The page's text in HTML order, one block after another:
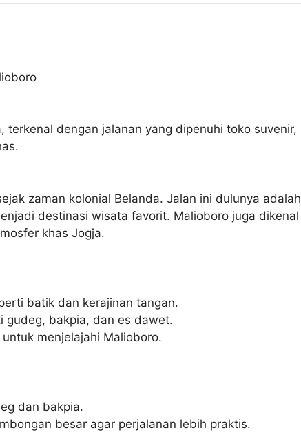
terkenal dengan jalanan yang dipenuhi toko suvenir,
zaman kolonial Belanda. Jalan ini dulunya adalah
destinasi wisata favorit. Malioboro juga dikenal
khas Jogja.
batik dan kerajinan tangan.
gudeg, bakpia, dan es dawet.
menjelajahi Malioboro.
dan bakpia.
besar agar perjalanan lebih praktis.